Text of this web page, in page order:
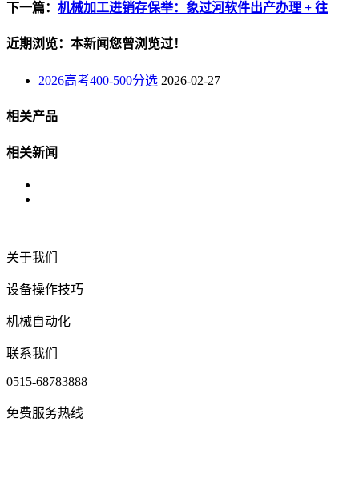
下一篇： 机械加工进销存保举：象过河软件出产办理 + 往
近期浏览：本新闻您曾浏览过！
2026高考400-500分选 2026-02-27
相关产品
相关新闻
关于我们
设备操作技巧
机械自动化
联系我们
0515-68783888
免费服务热线